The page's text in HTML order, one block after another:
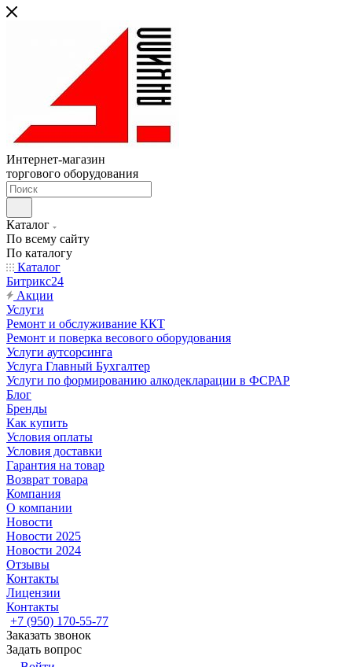
Интернет-магазин
торгового оборудования
Каталог
По всему сайту
По каталогу
Каталог
Битрикс24
Акции
Услуги
Ремонт и обслуживание ККТ
Ремонт и поверка весового оборудования
Услуги аутсорсинга
Услуга Главный Бухгалтер
Услуги по формированию алкодекларации в ФСРАР
Блог
Бренды
Как купить
Условия оплаты
Условия доставки
Гарантия на товар
Возврат товара
Компания
О компании
Новости
Новости 2025
Новости 2024
Отзывы
Контакты
Лицензии
Контакты
+7 (950) 170-55-77
Заказать звонок
Задать вопрос